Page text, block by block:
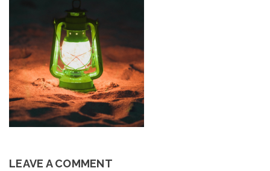
LEAVE A COMMENT